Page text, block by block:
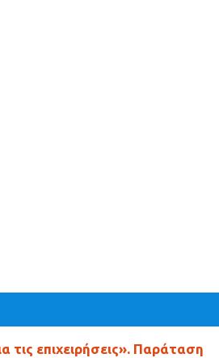
τις επιχειρήσεις». Παράταση